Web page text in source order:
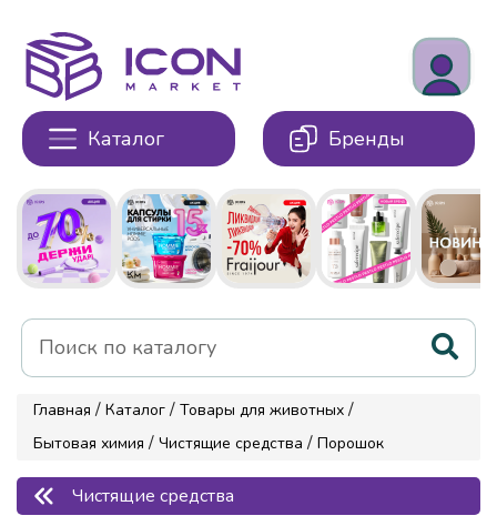
Каталог Бренды
Главная / Каталог / Товары для животных /
Бытовая химия / Чистящие средства / Порошок
Чистящие средства